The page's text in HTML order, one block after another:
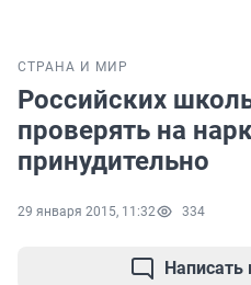
СТРАНА И МИР
Российских
проверять на
принудительно
29 января 2015, 11:32 334